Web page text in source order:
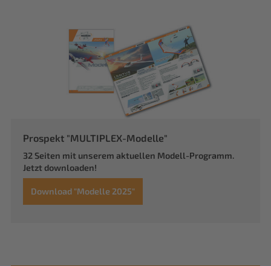
Prospekt "MULTIPLEX-Modelle"
32 Seiten mit unserem aktuellen Modell-Programm.
Jetzt downloaden!
Download "Modelle 2025"